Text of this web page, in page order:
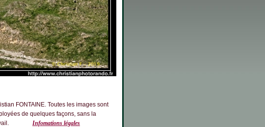
FONTAINE. Toutes les images sont
de quelques façons, sans la
travail.
Infomations légales